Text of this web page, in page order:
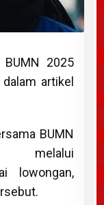
2025
artikel
BUMN
lowongan,